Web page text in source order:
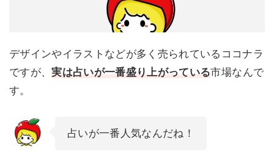
デザインやイラストなどが多く売られているココナラ
ですが、実は占いが一番盛り上がっている市場なんで
す。
占いが一番人気なんだね！